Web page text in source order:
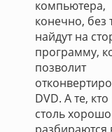
компьютера,
конечно, без
найдут на
программу,
позволит
DVD. А те,
столь хорошо